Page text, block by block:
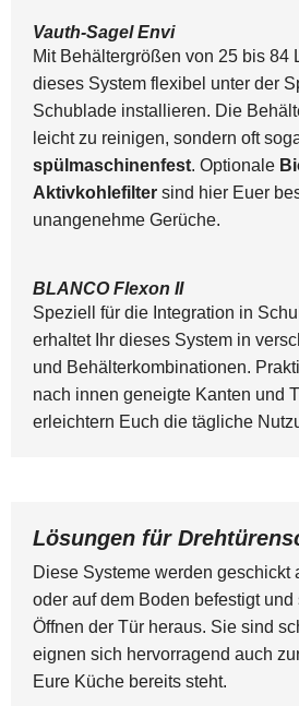
Vauth-Sagel Envi
Mit Behältergrößen von 25 bis 84
dieses System flexibel unter der
Schublade installieren. Die
leicht zu reinigen, sondern oft
spülmaschinenfest. Optionale
Aktivkohlefilter sind hier Euer
unangenehme Gerüche.
BLANCO Flexon II
Speziell für die Integration in
erhaltet Ihr dieses System in
und Behälterkombinationen.
nach innen geneigte Kanten und
erleichtern Euch die tägliche
Lösungen für
Diese Systeme werden geschickt
oder auf dem Boden befestigt
Öffnen der Tür heraus. Sie sind
eignen sich hervorragend auch
Eure Küche bereits steht.